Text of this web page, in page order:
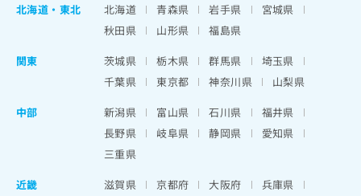
北海道 ・ 東北 北海道 青森県 岩手県
宮城県
秋田県
山形県
福島県
関東
茨城県 栃木県 群馬県
埼玉県
千葉県
東京都 神奈川県
山梨県
中部
新潟県 富山県 石川県
福井県
長野県
岐阜県 静岡県
愛知県
三重県
近畿
滋賀県 京都府 大阪府
兵庫県